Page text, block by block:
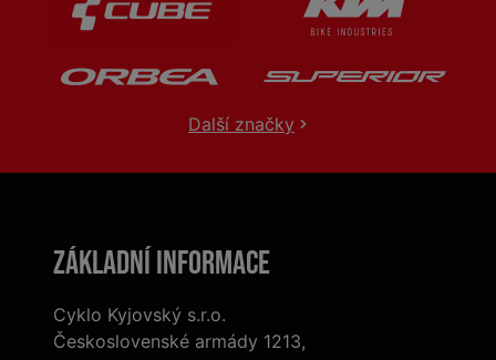
Další značky
Základní informace
Cyklo Kyjovský s.r.o.
Československé armády 1213,